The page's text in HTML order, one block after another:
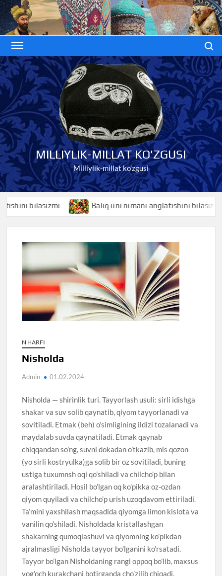
Skip
to
content
MILLIYLIK-MILLAT KO'ZGUSI
Milliylik-millat ko'zgusi
bilasizmi Baliq uni nimani anglatishini bilasizmi
N HARFI
Nisholda
Admin 01.02.2024
Nisholda — shirinlik turi. Tayyorlash usuli: sirli idishga
shakar va suv solib qaynatib, qiyom tayyorlanadi va
sovitiladi. Etmak (beh) o’simligining ildizi tozalanadi va
maydalab suvda qaynatiladi. Etmak qaynab
chiqqandan so’ng, suvni dokadan o’tkazib, mis qozon
(yo sirli kostryulka)ga solib bir oz sovitiladi, buning
ustiga tuxumnsh oqi qo’shiladi va chilcho’p bilan
aralashtiriladi. Hosil bo’lgan oq ko’pikka oz-ozdan
qiyom quyiladi va chilcho’p urish uzoqdavom ettiriladi.
Ta’mini yaxshilash maqsadida qiyomga limon kislota va
vanilin qo’shiladi. Nisholdada kristallashgan
shakarning qumoqlashuvi va qiyomning ko’pikdan
ajralmasligi Nisholda tayyor bo’lganini ko’rsatadi.
Tayyor bo’lgan Nisholdaning rangi oppoq bo’lib, maxsus
yog’och kurakchani botirganda cho’zilib chiqadi.